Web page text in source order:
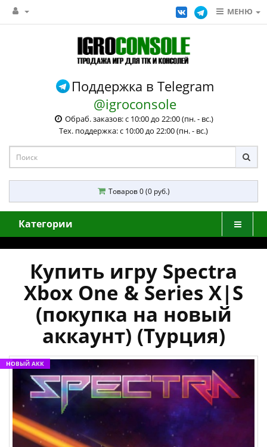
МЕНЮ
Поддержка в Telegram
@igroconsole
Обраб. заказов: с 10:00 до 22:00 (пн. - вс.)
Тех. поддержка: с 10:00 до 22:00 (пн. - вс.)
Товаров 0 (0 руб.)
Категории
Купить игру Spectra
Xbox One & Series X|S
(покупка на новый
аккаунт) (Турция)
НОВЫЙ АКК